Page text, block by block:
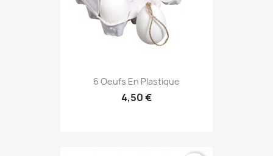
6 Oeufs En Plastique
4,50 €